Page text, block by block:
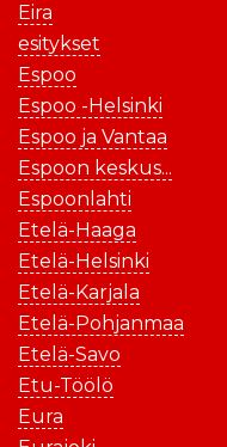
Eira
esitykset
Espoo
Espoo -Helsinki
Espoo ja Vantaa
Espoon keskus...
Espoonlahti
Etelä-Haaga
Etelä-Helsinki
Etelä-Karjala
Etelä-Pohjanmaa
Etelä-Savo
Etu-Töölö
Eura